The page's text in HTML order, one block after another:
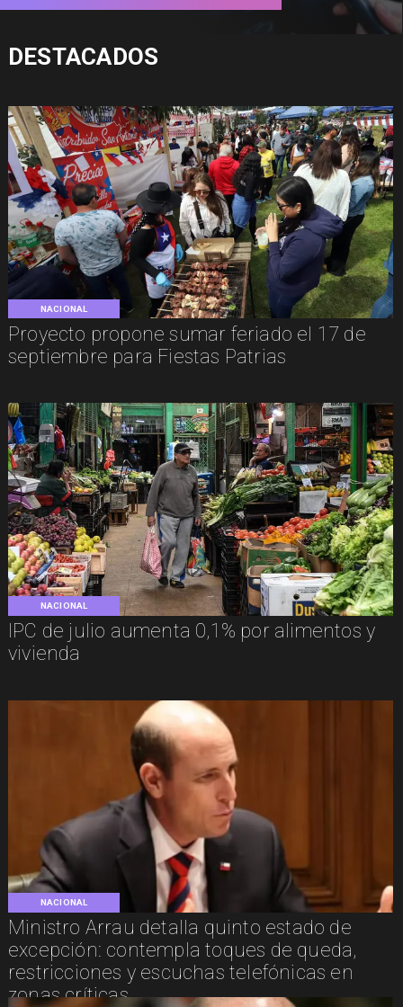
NACIONAL
Proyecto propone sumar feriado el 17 de
septiembre para Fiestas Patrias
NACIONAL
IPC de julio aumenta 0,1% por alimentos y
vivienda
NACIONAL
Ministro Arrau detalla quinto estado de
excepción: contempla toques de queda,
restricciones y escuchas telefónicas en
zonas críticas
DESTACADOS